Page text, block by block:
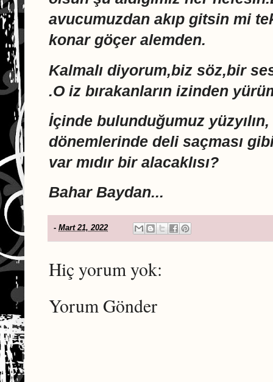
avucumuzdan akıp gitsin mi
konar göçer alemden.
Kalmalı diyorum,biz söz,bir
.O iz bırakanların izinden
İçinde bulunduğumuz yüzyılın,
dönemlerinde deli saçması
var mıdır bir alacaklısı?
Bahar Baydan...
- Mart 21, 2022
Hiç yorum yok:
Yorum Gönder